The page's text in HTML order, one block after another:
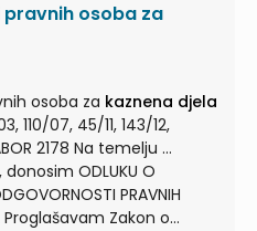
tekstu: naknada),
kazneno djelopočinjeno s
ili povredom spolnog
osoba za
osoba za kaznena djela
110/07, 45/11, 143/12,
2178 Na temelju ...
ODLUKU O
PRAVNIH
Proglašavam Zakon o